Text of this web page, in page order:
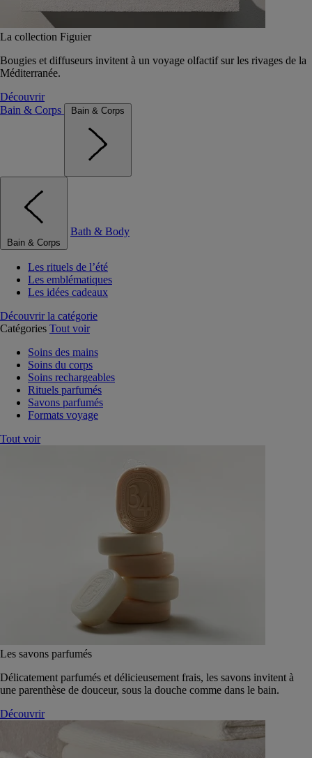
La collection Figuier
Bougies et diffuseurs invitent à un voyage olfactif sur les rivages de la
Méditerranée.
Découvrir
Bain & Corps
Bain & Corps
Bain & Corps
Bath & Body
Les rituels de l’été
Les emblématiques
Les idées cadeaux
Découvrir la catégorie
Catégories Tout voir
Soins des mains
Soins du corps
Soins rechargeables
Rituels parfumés
Savons parfumés
Formats voyage
Tout voir
Les savons parfumés
Délicatement parfumés et délicieusement frais, les savons invitent à
une parenthèse de douceur, sous la douche comme dans le bain.
Découvrir